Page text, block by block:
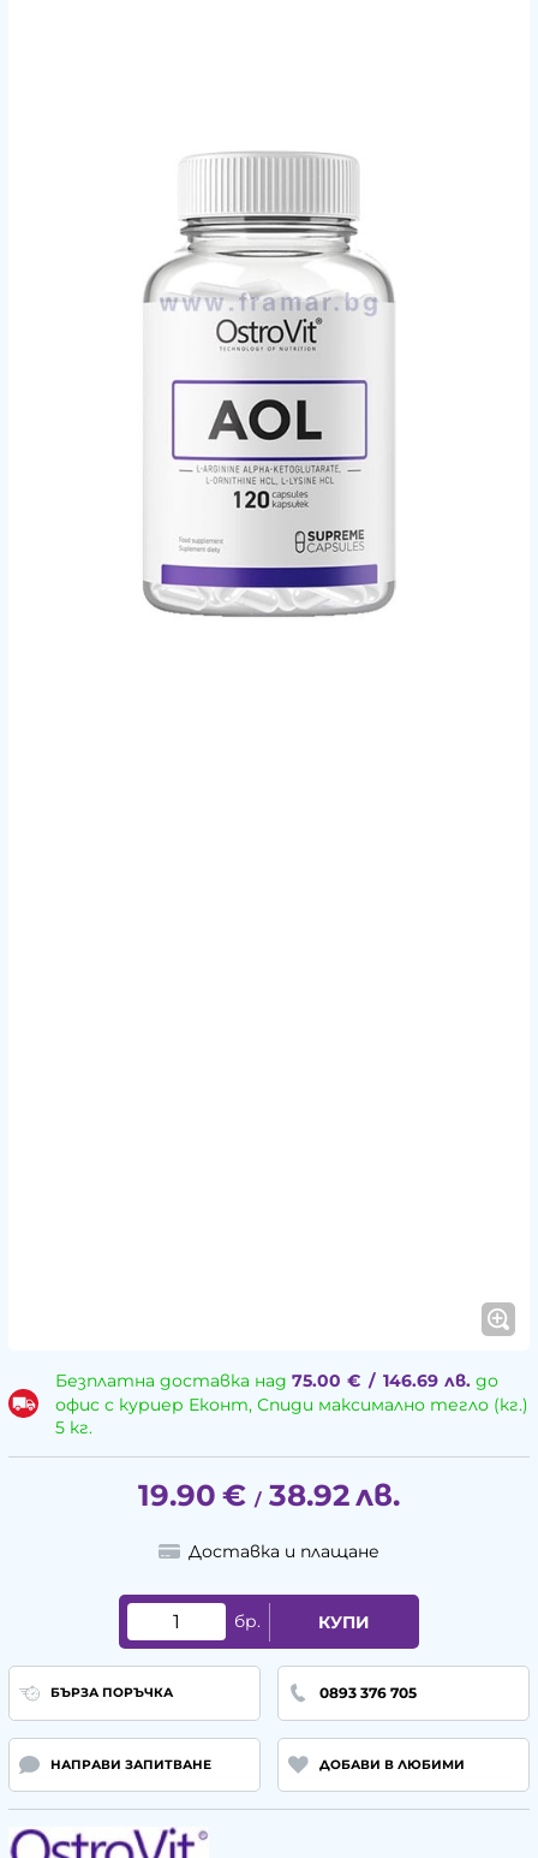
Безплатна доставка над 75.00 € / 146.69 лв.до
офис с куриер Еконт, Спиди максимално тегло (кг.)
5 кг.
19.90 € / 38.92лв.
Доставка и плащане
бр. КУПИ
БЪРЗА ПОРЪЧКА 0893 376 705
НАПРАВИ ЗАПИТВАНЕ ДОБАВИ В ЛЮБИМИ